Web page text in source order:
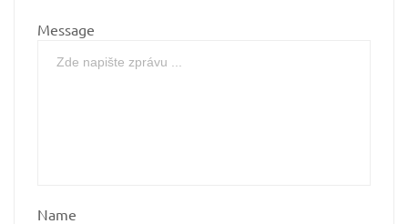
Message
Name